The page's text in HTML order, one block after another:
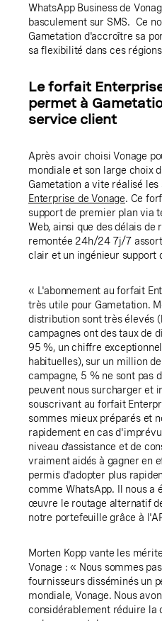
WhatsApp Business de
basculement sur SMS. Ce
Gametation d'accroître sa
sa flexibilité dans ces
Le forfait
permet à
service client
Après avoir choisi Vonage
mondiale et son large choix
Gametation a vite réalisé
Enterprise de Vonage. Ce
support de premier plan via
Web, ainsi que des délais de
remontée 24h/24 7j/7
clair et un ingénieur support
« L'abonnement au forfait
très utile pour Gametation.
distribution sont très élevés
campagnes ont des taux de
95 %, un chiffre
habituelles), sur un million
campagne, 5 % ne sont pas
peuvent nous surcharger et
souscrivant au forfait
sommes mieux préparés et
rapidement en cas
niveau d’assistance et de
vraiment aidés à gagner en
permis d'adopter plus
comme WhatsApp. Il nous a
œuvre le routage alternatif
notre portefeuille grâce à
Morten Kopp vante les
Vonage : « Nous sommes
fournisseurs disséminés un
mondiale, Vonage. Nous
considérablement réduire la